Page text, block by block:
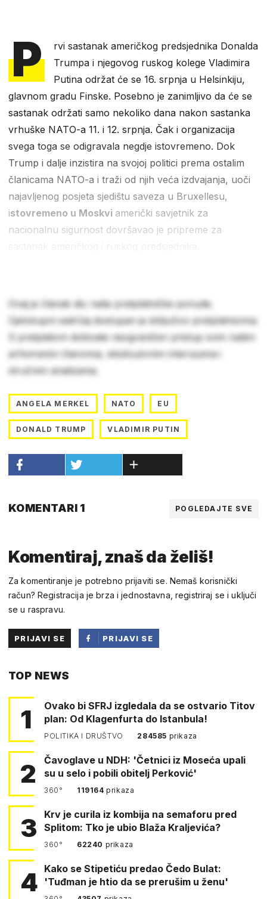
P
rvi sastanak američkog predsjednika Donalda
Trumpa i njegovog ruskog kolege Vladimira
Putina održat će se 16. srpnja u Helsinkiju,
glavnom gradu Finske. Posebno je zanimljivo da će se
sastanak održati samo nekoliko dana nakon sastanka
vrhuške NATO-a 11. i 12. srpnja. Čak i organizacija
svega toga se odigravala negdje istovremeno. Dok
Trump i dalje inzistira na svojoj politici prema ostalim
članicama NATO-a i traži od njih veća izdvajanja, uoči
najavljenog posjeta sjedištu saveza u Bruxellesu,
istovremeno u Moskvi američki savjetnik za
nacionalnu sigurnost dovršavao je pripreme za
Ovaj je članak dio naše pretplatničke ponude.
Cjelokupni sadržaj dostupan je isključivo pretplatnicima.
S pretplatom dobivate neograničen pristup svim našim
arhiviranim člancima, ekskluzivnim intervjuima i
stručnim analizama.
ANGELA MERKEL NATO EU
DONALD TRUMP VLADIMIR PUTIN
KOMENTARI 1 POGLEDAJTE SVE
Komentiraj, znaš da želiš!
Za komentiranje je potrebno prijaviti se. Nemaš korisnički
račun? Registracija je brza i jednostavna, registriraj se i uključi
se u raspravu.
PRIJAVI SE
PRIJAVI SE
TOP NEWS
1
Ovako bi SFRJ izgledala da se ostvario Titov
plan: Od Klagenfurta do Istanbula!
POLITIKA I DRUŠTVO 284585 prikaza
2
Čavoglave u NDH: 'Četnici iz Moseća upali
su u selo i pobili obitelj Perković'
360° 119164prikaza
3
Krv je curila iz kombija na semaforu pred
Splitom: Tko je ubio Blaža Kraljevića?
360° 62240 prikaza
4 Kako se Stipetiću predao Čedo Bulat:
'Tuđman je htio da se prerušim u ženu'